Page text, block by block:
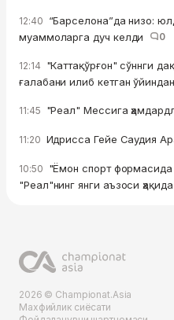
12:40 “Барселона”да низо:
муаммоларга дуч келди
0
12:14 "Каттақўрғон" сўннги
ғалабани илиб кетган
11:45 "Реал" Мессига
11:20 Идрисса Гейе Саудия
10:50 "Ёмон спорт
"Реал"нинг янги аъзоси ҳақида
2026 © Championat.Asia
Махфийлик сиёсати